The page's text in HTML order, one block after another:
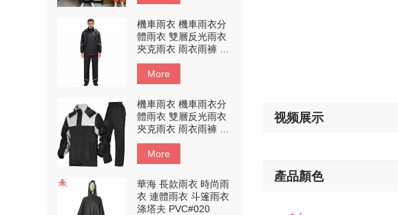
视频展示
產品顏色
機車雨衣 機車雨衣分
體雨衣 雙層反光雨衣
夾克雨衣 雨衣雨褲 #
定制产品
More
機車雨衣 機車雨衣分
體雨衣 雙層反光雨衣
夾克雨衣 雨衣雨褲 #
定制产品
More
華海 長款雨衣 時尚雨
衣 連體雨衣 斗篷雨衣
涤塔夫 PVC#020